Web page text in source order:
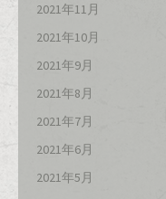
2021年11月
2021年10月
2021年9月
2021年8月
2021年7月
2021年6月
2021年5月